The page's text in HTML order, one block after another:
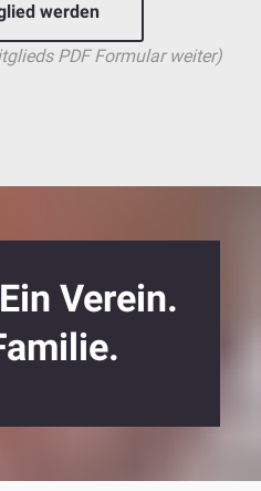
werden
PDF Formular weiter)
Verein.